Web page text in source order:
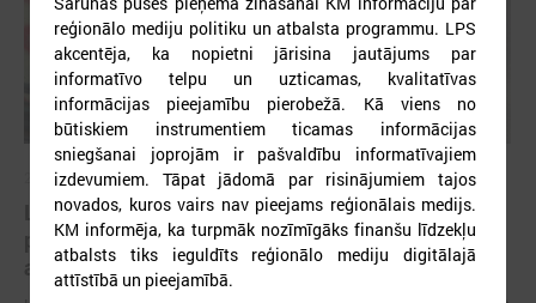
2026. gada 09. jūlijs
LPS: apreibinošu vielu ietekmē esošu bērnu
profilakses iestādi nedrīkst slēgt bez droša
alternatīva risinājuma
reģionālo mediju politiku un atbalsta programmu. LPS
akcentēja, ka nopietni jārisina jautājums par
informatīvo telpu un uzticamas, kvalitatīvas
informācijas pieejamību pierobežā. Kā viens no
būtiskiem instrumentiem ticamas informācijas
sniegšanai joprojām ir pašvaldību informatīvajiem
izdevumiem. Tāpat jādomā par risinājumiem tajos
novados, kuros vairs nav pieejams reģionālais medijs.
KM informēja, ka turpmāk nozīmīgāks finanšu līdzekļu
atbalsts tiks ieguldīts reģionālo mediju digitālajā
attīstībā un pieejamībā.